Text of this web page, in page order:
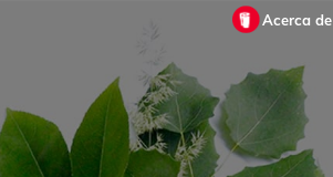
Acerca